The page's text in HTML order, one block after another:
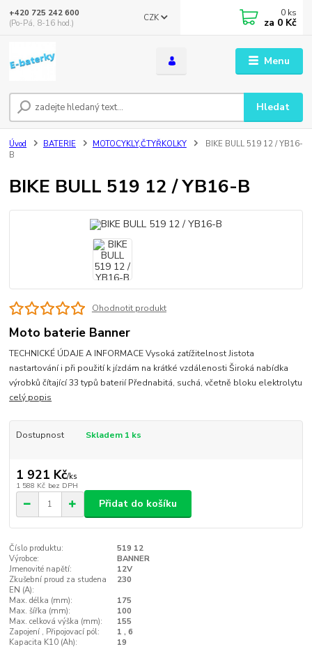
Menu
CZK
Hledat
+420 725 242 600
(Po-Pá, 8-16 hod.)
0 ks
za 0 Kč
Úvod BATERIE MOTOCYKLY,ČTYŘKOLKY
BIKE BULL 519 12 / YB16-
B
BIKE BULL 519 12 / YB16-B
Ohodnotit produkt
Moto baterie Banner
TECHNICKÉ ÚDAJE A INFORMACE Vysoká zatížitelnost Jistota
nastartování i při použití k jízdám na krátké vzdálenosti Široká nabídka
výrobků čítající 33 typů baterií Přednabitá, suchá, včetně bloku elektrolytu
celý popis
Dostupnost Skladem 1 ks
1 921 Kč/ks
1 588 Kč bez DPH
Přidat do košíku
Číslo produktu:
519 12
Výrobce:
BANNER
Jmenovité napětí:
12V
Zkušební proud za studena
EN (A):
230
Max. délka (mm):
175
Max. šířka (mm):
100
Max. celková výška (mm):
155
Zapojení , Připojovací pól:
1 , 6
Kapacita K10 (Ah):
19